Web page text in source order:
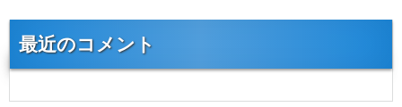
最近のコメント